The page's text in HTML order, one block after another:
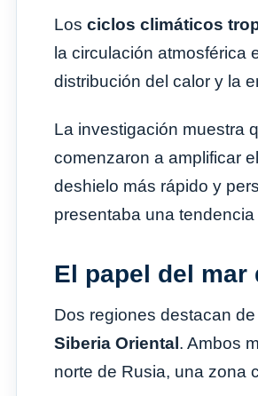
Los ciclos climáticos
la circulación atmosférica
distribución del calor y la
La investigación muestra
comenzaron a amplificar
deshielo más rápido y
presentaba una
El papel del mar
Dos regiones destacan
Siberia Oriental. Ambos
norte de Rusia, una zona